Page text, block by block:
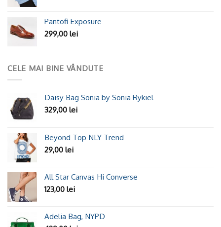
Pantofi Exposure
299,00 lei
CELE MAI BINE VÂNDUTE
Daisy Bag Sonia by Sonia Rykiel
329,00 lei
Beyond Top NLY Trend
29,00 lei
All Star Canvas Hi Converse
123,00 lei
Adelia Bag, NYPD